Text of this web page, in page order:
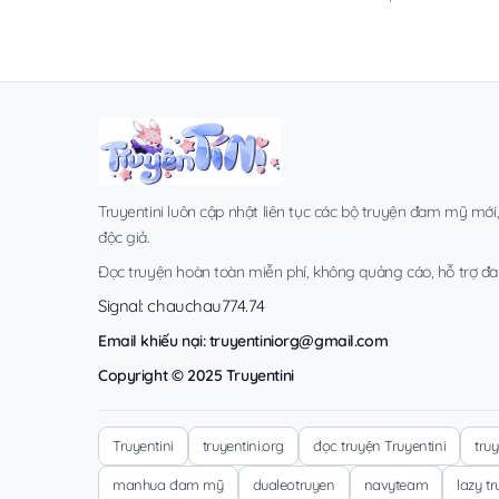
Truyentini luôn cập nhật liên tục các bộ truyện đam mỹ
độc giả.
Đọc truyện hoàn toàn miễn phí, không quảng cáo, hỗ trợ
Signal: chauchau774.74
Email khiếu nại:truyentiniorg@gmail.com
Copyright © 2025 Truyentini
Truyentini truyentini.org đọc truyện Truyentini
manhua đam mỹ dualeotruyen navyteam lazy